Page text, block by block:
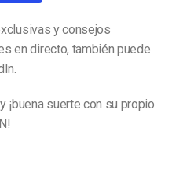
y consejos
en directo, también puede
¡buena suerte con su propio